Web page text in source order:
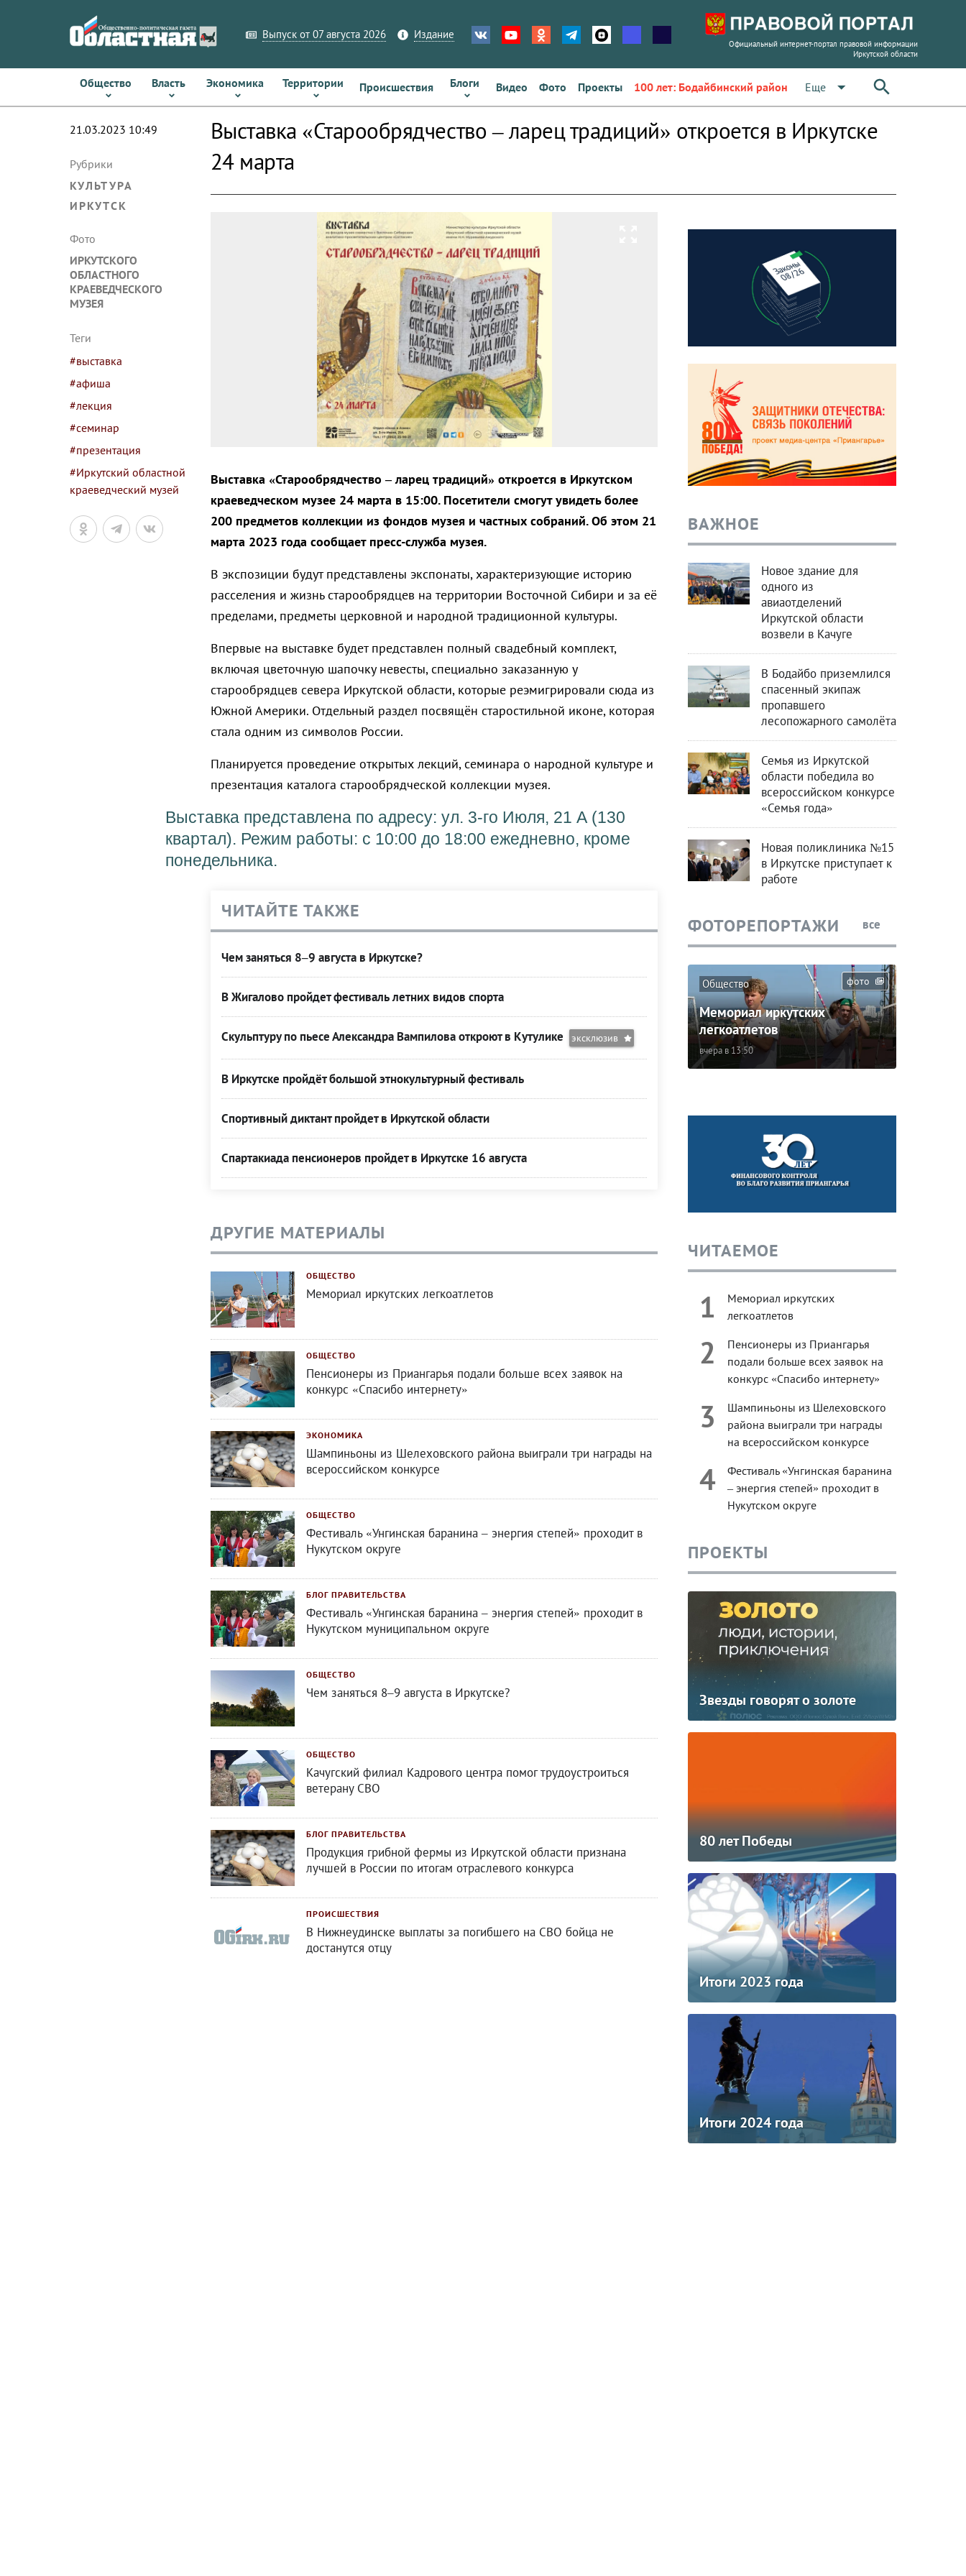
Выпуск от 07 августа 2026 Издание
Официальный интернет-портал правовой информации
Иркутской области
Общество Власть Экономика Территории Происшествия Блоги Видео Фото Проекты 100 лет: Бодайбинский район Еще arrow_drop_down
21.03.2023 10:49
Рубрики
КУЛЬТУРА
ИРКУТСК
Фото
ИРКУТСКОГО
ОБЛАСТНОГО
КРАЕВЕДЧЕСКОГО
МУЗЕЯ
Теги
#выставка
#афиша
#лекция
#семинар
#презентация
#Иркутский областной
краеведческий музей
Выставка «Старообрядчество – ларец традиций» откроется в Иркутске
24 марта
Выставка «Старообрядчество – ларец традиций» откроется в Иркутском
краеведческом музее 24 марта в 15:00. Посетители смогут увидеть более
200 предметов коллекции из фондов музея и частных собраний. Об этом 21
марта 2023 года сообщает пресс-служба музея.
В экспозиции будут представлены экспонаты, характеризующие историю
расселения и жизнь старообрядцев на территории Восточной Сибири и за её
пределами, предметы церковной и народной традиционной культуры.
Впервые на выставке будет представлен полный свадебный комплект,
включая цветочную шапочку невесты, специально заказанную у
старообрядцев севера Иркутской области, которые реэмигрировали сюда из
Южной Америки. Отдельный раздел посвящён старостильной иконе, которая
стала одним из символов России.
Планируется проведение открытых лекций, семинара о народной культуре и
презентация каталога старообрядческой коллекции музея.
Выставка представлена по адресу: ул. 3-го Июля, 21 А (130
квартал). Режим работы: с 10:00 до 18:00 ежедневно, кроме
понедельника.
ЧИТАЙТЕ ТАКЖЕ
Чем заняться 8–9 августа в Иркутске?
В Жигалово пройдет фестиваль летних видов спорта
Скульптуру по пьесе Александра Вампилова откроют в Кутулике эксклюзив
В Иркутске пройдёт большой этнокультурный фестиваль
Спортивный диктант пройдет в Иркутской области
Спартакиада пенсионеров пройдет в Иркутске 16 августа
ДРУГИЕ МАТЕРИАЛЫ
ОБЩЕСТВО
Мемориал иркутских легкоатлетов
ОБЩЕСТВО
Пенсионеры из Приангарья подали больше всех заявок на
конкурс «Спасибо интернету»
ЭКОНОМИКА
Шампиньоны из Шелеховского района выиграли три награды на
всероссийском конкурсе
ОБЩЕСТВО
Фестиваль «Унгинская баранина – энергия степей» проходит в
Нукутском округе
БЛОГ ПРАВИТЕЛЬСТВА
Фестиваль «Унгинская баранина – энергия степей» проходит в
Нукутском муниципальном округе
ОБЩЕСТВО
Чем заняться 8–9 августа в Иркутске?
ОБЩЕСТВО
Качугский филиал Кадрового центра помог трудоустроиться
ветерану СВО
БЛОГ ПРАВИТЕЛЬСТВА
Продукция грибной фермы из Иркутской области признана
лучшей в России по итогам отраслевого конкурса
ПРОИСШЕСТВИЯ
В Нижнеудинске выплаты за погибшего на СВО бойца не
достанутся отцу
ВАЖНОЕ
Новое здание для
одного из
авиаотделений
Иркутской области
возвели в Качуге
В Бодайбо приземлился
спасенный экипаж
пропавшего
лесопожарного самолёта
Семья из Иркутской
области победила во
всероссийском конкурсе
«Семья года»
Новая поликлиника №15
в Иркутске приступает к
работе
ФОТОРЕПОРТАЖИ все
фото
Общество
Мемориал иркутских
легкоатлетов
вчера в 13:50
ЧИТАЕМОЕ
1
Мемориал иркутских
легкоатлетов
2
Пенсионеры из Приангарья
подали больше всех заявок на
конкурс «Спасибо интернету»
3
Шампиньоны из Шелеховского
района выиграли три награды
на всероссийском конкурсе
4
Фестиваль «Унгинская баранина
– энергия степей» проходит в
Нукутском округе
ПРОЕКТЫ
Звезды говорят о золоте
80 лет Победы
Итоги 2023 года
Итоги 2024 года